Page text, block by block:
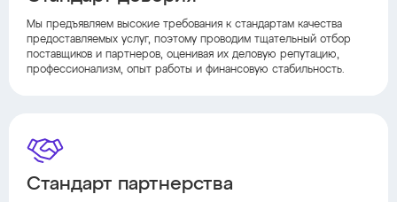
Мы предъявляем высокие требования к стандартам качества
предоставляемых услуг, поэтому проводим тщательный отбор
поставщиков и партнеров, оценивая их деловую репутацию,
профессионализм, опыт работы и финансовую стабильность.
Стандарт партнерства